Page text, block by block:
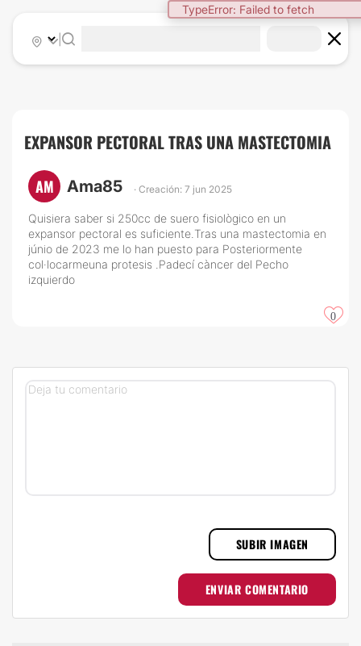
TypeError: Failed to fetch
|
EXPANSOR PECTORAL TRAS UNA MASTECTOMIA
AM Ama85 · Creación: 7 jun 2025
Quisiera saber si 250cc de suero fisiològico en un
expansor pectoral es suficiente.Tras una mastectomia en
júnio de 2023 me lo han puesto para Posteriormente
col·locarmeuna protesis .Padecí càncer del Pecho
izquierdo
0
SUBIR IMAGEN
ENVIAR COMENTARIO